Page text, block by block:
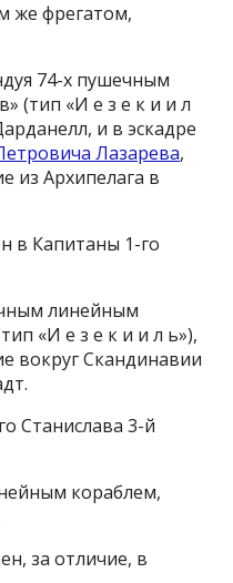
же фрегатом,
74-х пушечным
(тип «И е з е к и и л
и в эскадре
Лазарева,
из Архипелага в
в Капитаны 1-го
линейным
«И е з е к и и л ь»),
вокруг Скандинавии
Станислава 3-й
кораблем,
за отличие, в